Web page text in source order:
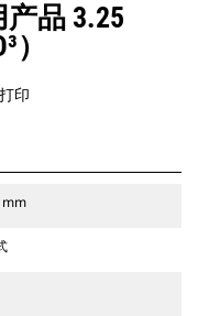
品 3.25
）
打印